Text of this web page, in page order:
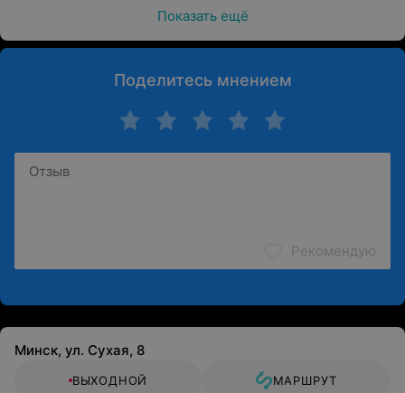
Показать ещё
Поделитесь мнением
Рекомендую
Минск, ул. Сухая, 8
ВЫХОДНОЙ МАРШРУТ